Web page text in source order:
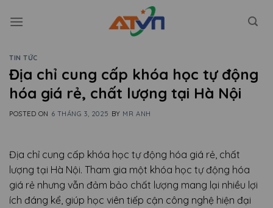
TIN TỨC
Địa chỉ cung cấp khóa học tự động
hóa giá rẻ, chất lượng tại Hà Nội
POSTED ON 6 THÁNG 3, 2025 BY MR ANH
Địa chỉ cung cấp khóa học tự động hóa giá rẻ, chất
lượng tại Hà Nội. Tham gia một khóa học tự động hóa
giá rẻ nhưng vẫn đảm bảo chất lượng mang lại nhiều lợi
ích đáng kể, giúp học viên tiếp cận công nghệ hiện đại